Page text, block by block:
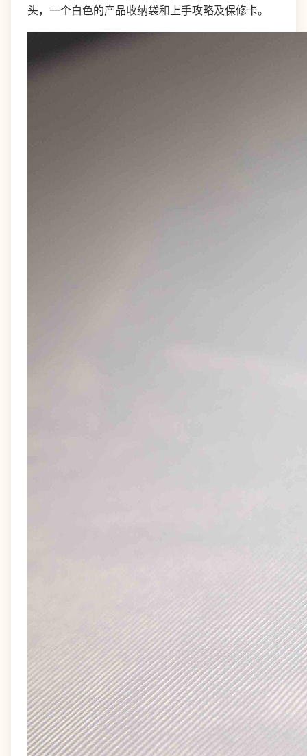
头，一个白色的产品收纳袋和上手攻略及保修卡。